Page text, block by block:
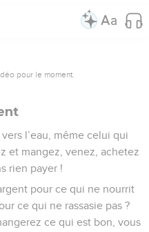
pour le moment.
l’eau, même celui qui
et mangez, venez, achetez
rien payer !
pour ce qui ne nourrit
ce qui ne rassasie pas ?
ce qui est bon, vous